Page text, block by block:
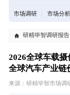
市场调研 市场分析
研精毕智调研报告
2026全球车载
全球汽车产业链
来源：研精毕智市场调